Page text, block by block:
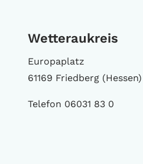
Wetteraukreis
Europaplatz
61169 Friedberg (Hessen)
Telefon 06031 83 0